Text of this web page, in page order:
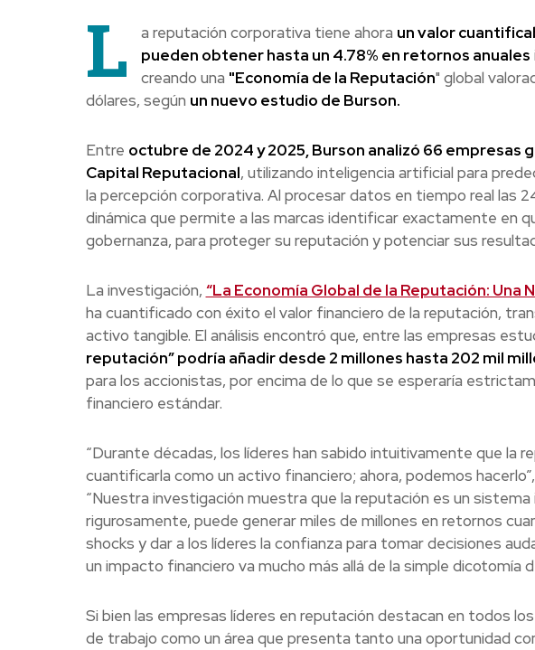
L a reputación corporativa tiene ahora un valor
pueden obtener hasta un 4.78% en retornos anuales
creando una "Economía de la Reputación" global
dólares, según un nuevo estudio de Burson.
Entre octubre de 2024 y 2025, Burson analizó 66
Capital Reputacional, utilizando inteligencia artificial para
la percepción corporativa. Al procesar datos en tiempo real las
dinámica que permite a las marcas identificar exactamente en
gobernanza, para proteger su reputación y potenciar sus
La investigación, “La Economía Global de la Reputación: Una
ha cuantificado con éxito el valor financiero de la reputación,
activo tangible. El análisis encontró que, entre las empresas
reputación” podría añadir desde 2 millones hasta 202 mil
para los accionistas, por encima de lo que se esperaría
financiero estándar.
“Durante décadas, los líderes han sabido intuitivamente que la
cuantificarla como un activo financiero; ahora, podemos
“Nuestra investigación muestra que la reputación es un
rigurosamente, puede generar miles de millones en retornos
shocks y dar a los líderes la confianza para tomar decisiones
un impacto financiero va mucho más allá de la simple dicotomía
Si bien las empresas líderes en reputación destacan en todos
de trabajo como un área que presenta tanto una oportunidad